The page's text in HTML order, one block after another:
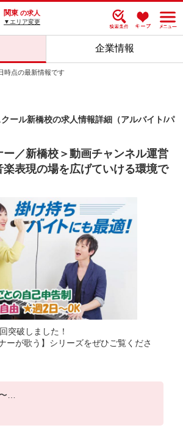
関東 の求人
▼エリア変更
企業情報
時点の最新情報です
ール新橋校の求人情報詳細（アルバイト/パ
ー／新橋校＞動画チャンネル運営
楽表現の場を広げていける環境で
突破しました！
ーが歌う】シリーズをぜひご覧くださ
じた完全歩合制